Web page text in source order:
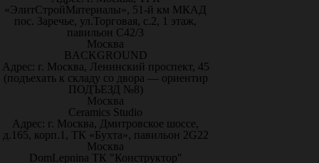
«ЭлитСтройМатериалы», 51-й км МКАД
пос. Заречье, ул.Торговая, с.2, 1 этаж,
павильон С42/3
Москва
BACKGROUND
Адрес: г. Москва, Ленинский проспект, 45
(подъехать к складу со двора — ориентир
ПОДЪЕЗД №8)
Москва
Ceramics Studio
Адрес: г. Москва, Дмитровское шоссе,
д.165, корп.1, ТК «Бухта», павильон 2G22
Москва
DomLepnina ТК "Конструктор"